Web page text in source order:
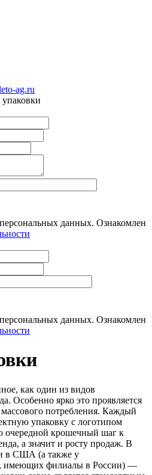
ag.ru
данных. Ознакомлен
данных. Ознакомлен
как один из видов
Особенно ярко это проявляется
потребления. Каждый
упаковку с логотипом
очередной крошечный шаг к
а значит и росту продаж. В
в США (а также у
имеющих филиалы в России) —